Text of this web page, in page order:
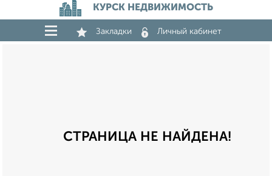
КУРСК НЕДВИЖИМОСТЬ
Закладки Личный кабинет
СТРАНИЦА НЕ НАЙДЕНА!